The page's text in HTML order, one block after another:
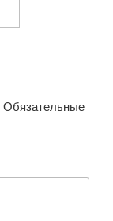
Обязательные